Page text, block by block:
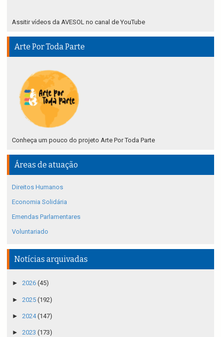
Assitir vídeos da AVESOL no canal de YouTube
Arte Por Toda Parte
Conheça um pouco do projeto Arte Por Toda Parte
Áreas de atuação
Direitos Humanos
Economia Solidária
Emendas Parlamentares
Voluntariado
Notícias arquivadas
► 2026 (45)
► 2025 (192)
► 2024(147)
► 2023 (173)